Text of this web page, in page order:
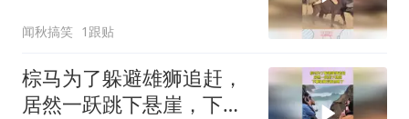
闻秋搞笑 1跟贴
棕马为了躲避雄狮追赶，
居然一跃跳下悬崖，下幕